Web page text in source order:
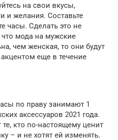
на свои вкусы,
и желания. Составьте
часы. Сделать это не
мода на мужские
чем женская, то они будут
еще в течение
по праву занимают 1
аксессуаров 2021 года.
кто по-настоящему ценит
– и не хотят ей изменять.